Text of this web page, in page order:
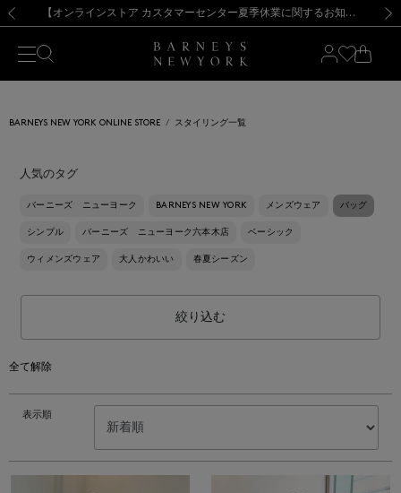
新規登録のお客様も対象！＜MY BARNEYS＞会員のお客様は11,000円（税込）以上のお買上げで常時送料無料！お買い物の際は会員登録を！
【夏季休業に伴う出荷一時停止のお知らせ】(2026.8.7) 【オンラインストア カスタマーセンター夏季休業に関するお知らせ】（2026.8.7）
【夏季休業に伴う返品・交換承り一時停止のお知らせ】（2026.8.5）
熊本県を中心とした地震の影響によるお荷物のお届けについて
【開催中】SUMMER SALEのご案内・ご注意事項 新規登録のお客様も対象！＜MY BARNEYS＞会員のお客様は11,000円（税込）以上のお買上げで常時送料無料！お買い物の際は会員登録を！
【夏季休業に伴う出荷一時停止のお知らせ】(2026.8.7)
BARNEYS NEW YORK ONLINE STORE スタイリング一覧
人気のタグ
バーニーズ ニューヨーク BARNEYS NEW YORK メンズウェア バッグ
シンプル バーニーズ ニューヨーク六本木店 ベーシック
ウィメンズウェア 大人かわいい 春夏シーズン
絞り込む
全て解除
表示順